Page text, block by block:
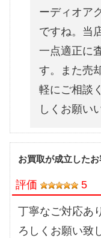
ーディオア
ですね。当
一点適正に
す。また売
軽にご相談
しくお願い
お買取が成立した
評価 5
丁寧なご対応あ
ろしくお願い致